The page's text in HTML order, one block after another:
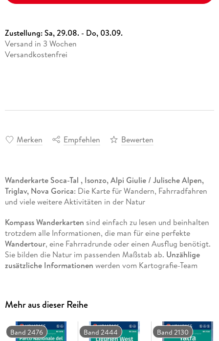
Zustellung:Sa, 29.08. - Do, 03.09.
Versand in 3 Wochen
Versandkostenfrei
Merken Empfehlen Bewerten
Wanderkarte Soca-Tal , Isonzo, Alpi Giulie / Julische Alpen,
Triglav, Nova Gorica: Die Karte für Wandern, Fahrradfahren
und viele weitere Aktivitäten in der Natur
Kompass Wanderkarten sind einfach zu lesen und beinhalten
trotzdem alle Informationen, die man für eine perfekte
Wandertour, eine Fahrradrunde oder einen Ausflug benötigt.
Sie bilden die Natur im passenden Maßstab ab. Unzählige
zusätzliche Informationen werden vom Kartografie-Team
Klettersteige, Gasthäuser und Hütten, Parkplätze, Bus &
Bahn, Skitouren und Loipen, Quellen, Badeplätze und vieles
mehr. Das macht die Karte ideal zum Entdecken neuer Ziele,
Mehr aus dieser Reihe
Band 2476 Band 2444 Band 2130